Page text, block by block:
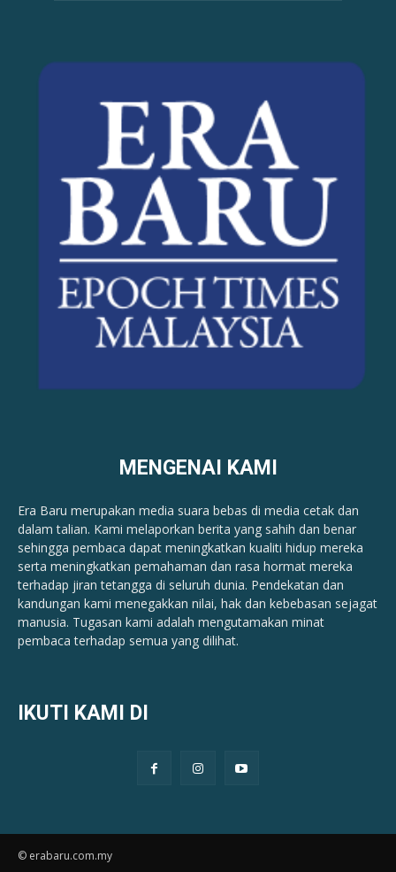
MENGENAI KAMI
Era Baru merupakan media suara bebas di media cetak dan
dalam talian. Kami melaporkan berita yang sahih dan benar ​​
sehingga pembaca dapat meningkatkan kualiti hidup mereka
serta meningkatkan pemahaman dan rasa hormat mereka
terhadap jiran tetangga di seluruh dunia. Pendekatan dan
kandungan kami menegakkan nilai, hak dan kebebasan sejagat
manusia. Tugasan kami adalah mengutamakan minat
pembaca terhadap semua yang dilihat.
IKUTI KAMI DI
© erabaru.com.my